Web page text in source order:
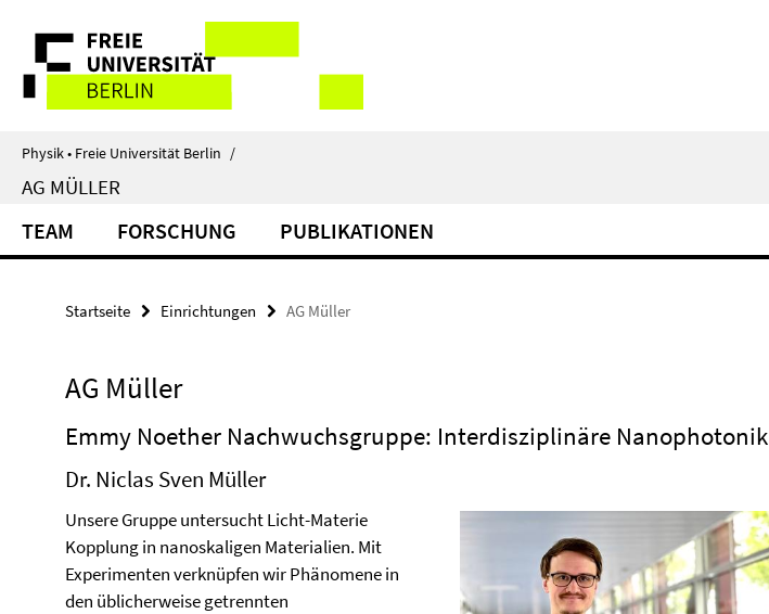
direkt
Inhalt
Service-
Navigation
Physik • Freie Universität Berlin /
AG MÜLLER
TEAM FORSCHUNG PUBLIKATIONEN
Startseite Einrichtungen AG Müller
AG Müller
Emmy Noether Nachwuchsgruppe: Interdisziplinäre Nanophotonik
Dr. Niclas Sven Müller
Unsere Gruppe untersucht Licht-Materie
Kopplung in nanoskaligen Materialien. Mit
Experimenten verknüpfen wir Phänomene in
den üblicherweise getrennten